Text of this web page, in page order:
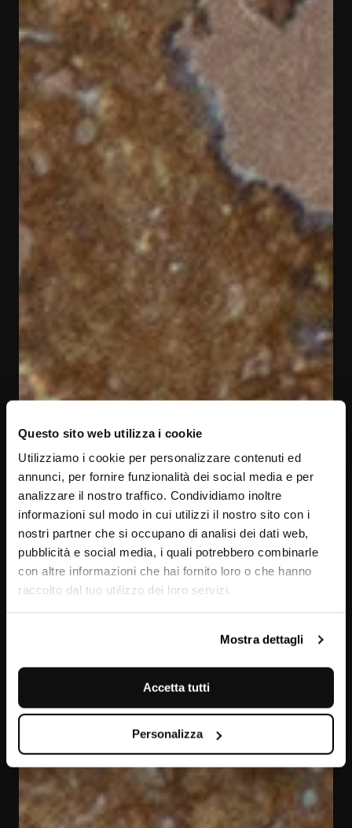
Questo sito web utilizza i cookie
Utilizziamo i cookie per personalizzare contenuti ed
annunci, per fornire funzionalità dei social media e per
analizzare il nostro traffico. Condividiamo inoltre
informazioni sul modo in cui utilizzi il nostro sito con i
nostri partner che si occupano di analisi dei dati web,
pubblicità e social media, i quali potrebbero combinarle
con altre informazioni che hai fornito loro o che hanno
raccolto dal tuo utilizzo dei loro servizi.
Mostra dettagli
Accetta tutti
Personalizza
Travertino Noce